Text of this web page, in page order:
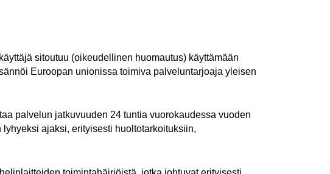
sitoutuu (oikeudellinen huomautus) käyttämään
Euroopan unionissa toimiva palveluntarjoaja yleisen
palvelun jatkuvuuden 24 tuntia vuorokaudessa vuoden
ajaksi, erityisesti huoltotarkoituksiin,